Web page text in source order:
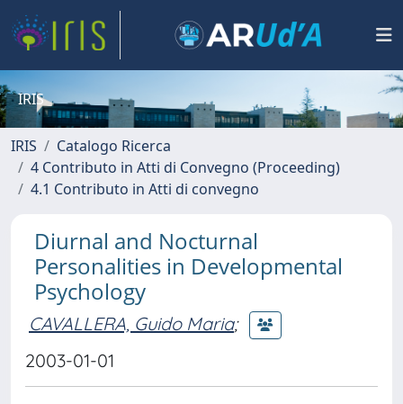
IRIS
IRIS
Catalogo Ricerca
4 Contributo in Atti di Convegno (Proceeding)
4.1 Contributo in Atti di convegno
Diurnal and Nocturnal
Personalities in Developmental
Psychology
CAVALLERA, Guido Maria;
2003-01-01